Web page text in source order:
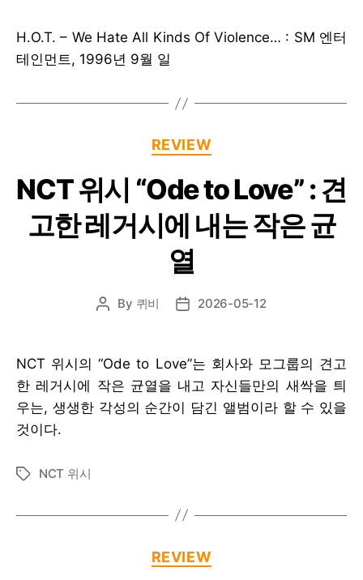
H.O.T. – We Hate All Kinds Of Violence… : SM 엔터
테인먼트, 1996년 9월 일
Categories
REVIEW
NCT 위시 “Ode to Love” : 견
고한 레거시에 내는 작은 균
열
Post
By 퀴비
Post2026-05-12
NCT 위시의 “Ode to Love”는 회사와 모그룹의 견고
한 레거시에 작은 균열을 내고 자신들만의 새싹을 틔
우는, 생생한 각성의 순간이 담긴 앨범이라 할 수 있을
것이다.
TagsNCT 위시
Categories
REVIEW